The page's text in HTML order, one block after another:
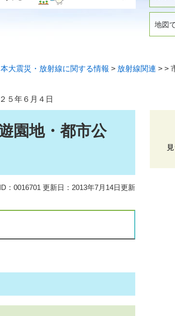
地図
大震災・放射線に関する情報 > 放射線関連 > >
５年６月４日
園地・都市公
：0016701 更新日：2013年7月14日更新